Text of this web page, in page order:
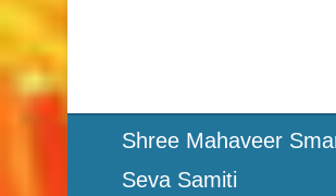
Shree Mahaveer
Seva Samiti